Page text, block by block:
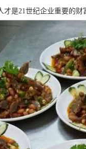
是21世纪企业重要的